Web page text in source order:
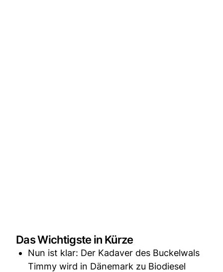
Das Wichtigste in Kürze
Nun ist klar: Der Kadaver des Buckelwals
Timmy wird in Dänemark zu Biodiesel